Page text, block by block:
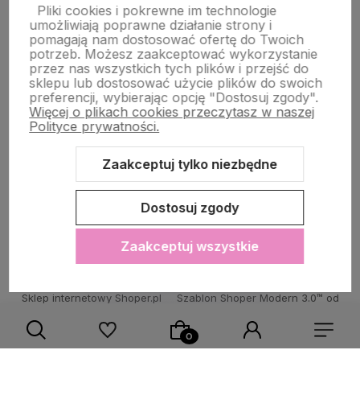
STRONY INFORMACYJNE
POMOC DLA KLIENTA
Sklep internetowy Shoper.pl Szablon Shoper Modern 3.0™ od
Pliki cookies i pokrewne im technologie
umożliwiają poprawne działanie strony i
pomagają nam dostosować ofertę do Twoich
potrzeb. Możesz zaakceptować wykorzystanie
przez nas wszystkich tych plików i przejść do
sklepu lub dostosować użycie plików do swoich
preferencji, wybierając opcję "Dostosuj zgody".
Więcej o plikach cookies przeczytasz w naszej
Polityce prywatności.
Zaakceptuj tylko niezbędne
Dostosuj zgody
Zaakceptuj wszystkie